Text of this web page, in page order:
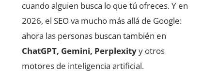
cuando alguien busca lo que tú ofreces. Y en
2026, el SEO va mucho más allá de Google:
ahora las personas buscan también en
ChatGPT, Gemini, Perplexityy otros
motores de inteligencia artificial.